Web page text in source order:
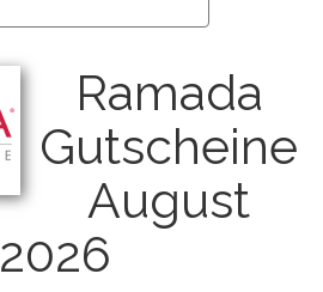
Ramada
Gutscheine
August
2026